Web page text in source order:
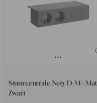
Stuurcentrale Nety D-M - Mat
Zwart